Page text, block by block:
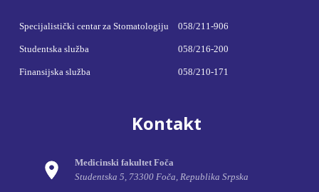
Specijalistički centar za Stomatologiju 058/211-906
Studentska služba 058/216-200
Finansijska služba 058/210-171
Kontakt
Medicinski fakultet Foča
Studentska 5, 73300 Foča, Republika Srpska